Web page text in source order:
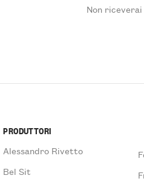
Non
PRODUTTORI
Alessandro Rivetto
Bel Sit